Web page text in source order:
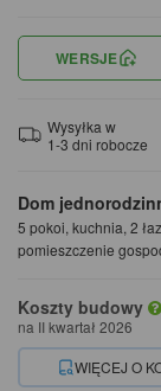
Dom
5 pokoi, kuchnia, 2
pomieszczenie
Koszty budowy
na II kwartał 2026
WIĘCEJ O
WERSJE
Wysyłka w
1-3 dni robocze